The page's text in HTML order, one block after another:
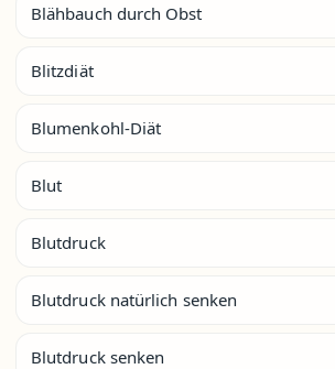
Blähbauch durch Obst
Blitzdiät
Blumenkohl-Diät
Blut
Blutdruck
Blutdruck natürlich senken
Blutdruck senken